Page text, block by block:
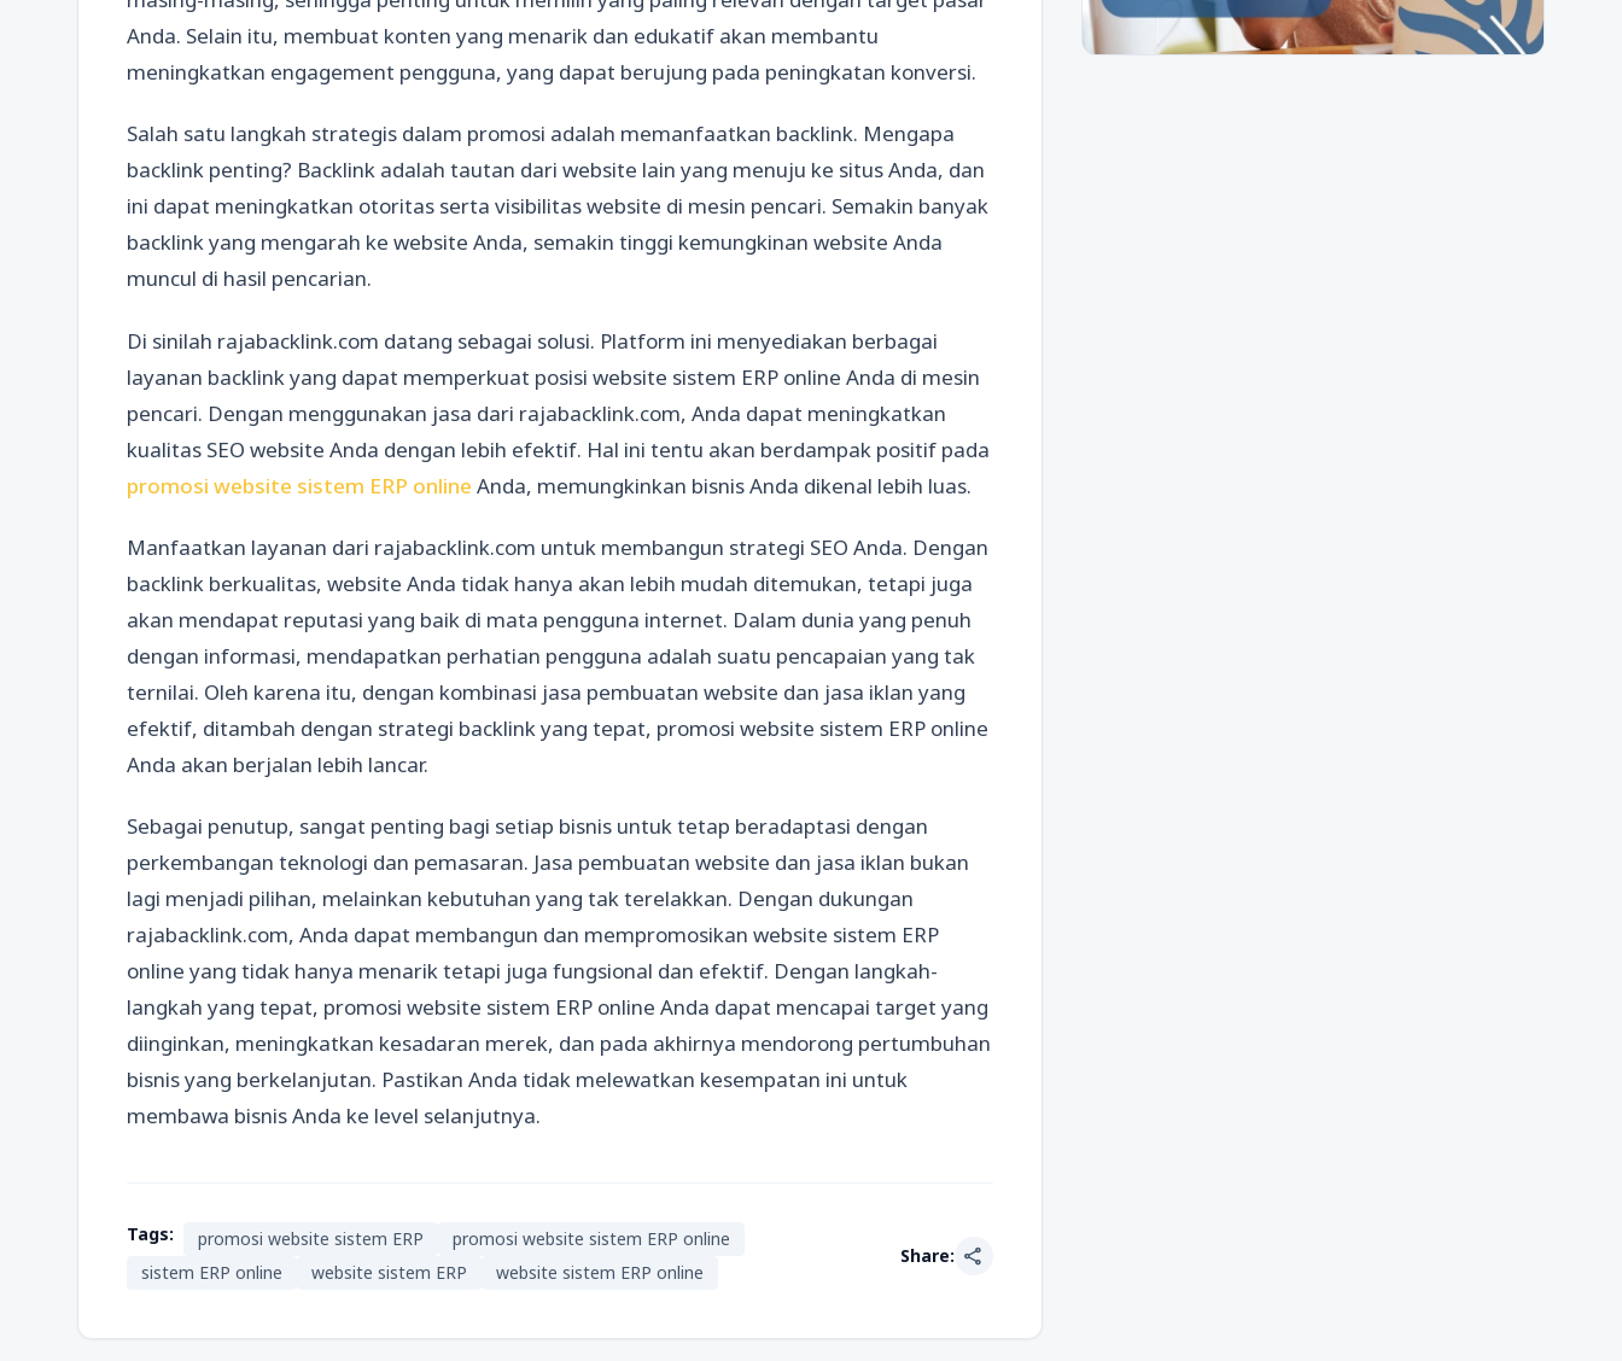
Anda. Selain itu, membuat konten yang menarik dan edukatif akan membantu
meningkatkan engagement pengguna, yang dapat berujung pada peningkatan konversi.
Salah satu langkah strategis dalam promosi adalah memanfaatkan backlink. Mengapa
backlink penting? Backlink adalah tautan dari website lain yang menuju ke situs Anda, dan
ini dapat meningkatkan otoritas serta visibilitas website di mesin pencari. Semakin banyak
backlink yang mengarah ke website Anda, semakin tinggi kemungkinan website Anda
muncul di hasil pencarian.
Di sinilah rajabacklink.com datang sebagai solusi. Platform ini menyediakan berbagai
layanan backlink yang dapat memperkuat posisi website sistem ERP online Anda di mesin
pencari. Dengan menggunakan jasa dari rajabacklink.com, Anda dapat meningkatkan
kualitas SEO website Anda dengan lebih efektif. Hal ini tentu akan berdampak positif pada
promosi website sistem ERP online Anda, memungkinkan bisnis Anda dikenal lebih luas.
Manfaatkan layanan dari rajabacklink.com untuk membangun strategi SEO Anda. Dengan
backlink berkualitas, website Anda tidak hanya akan lebih mudah ditemukan, tetapi juga
akan mendapat reputasi yang baik di mata pengguna internet. Dalam dunia yang penuh
dengan informasi, mendapatkan perhatian pengguna adalah suatu pencapaian yang tak
ternilai. Oleh karena itu, dengan kombinasi jasa pembuatan website dan jasa iklan yang
efektif, ditambah dengan strategi backlink yang tepat, promosi website sistem ERP online
Anda akan berjalan lebih lancar.
Sebagai penutup, sangat penting bagi setiap bisnis untuk tetap beradaptasi dengan
perkembangan teknologi dan pemasaran. Jasa pembuatan website dan jasa iklan bukan
lagi menjadi pilihan, melainkan kebutuhan yang tak terelakkan. Dengan dukungan
rajabacklink.com, Anda dapat membangun dan mempromosikan website sistem ERP
online yang tidak hanya menarik tetapi juga fungsional dan efektif. Dengan langkah-
langkah yang tepat, promosi website sistem ERP online Anda dapat mencapai target yang
diinginkan, meningkatkan kesadaran merek, dan pada akhirnya mendorong pertumbuhan
bisnis yang berkelanjutan. Pastikan Anda tidak melewatkan kesempatan ini untuk
membawa bisnis Anda ke level selanjutnya.
Tags: promosi website sistem ERP
promosi website sistem ERP online
sistem ERP online
website sistem ERP website sistem ERP online
Share: share